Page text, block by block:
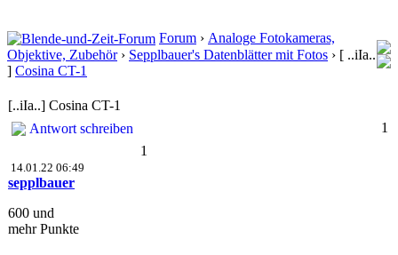
Forum › Analoge Fotokameras,
Objektive, Zubehör› Sepplbauer's Datenblätter mit Fotos › [ ..iIa..
] Cosina CT-1
[..iIa..] Cosina CT-1
Antwort schreiben
1
1
14.01.22 06:49
sepplbauer
600 und
mehr Punkte